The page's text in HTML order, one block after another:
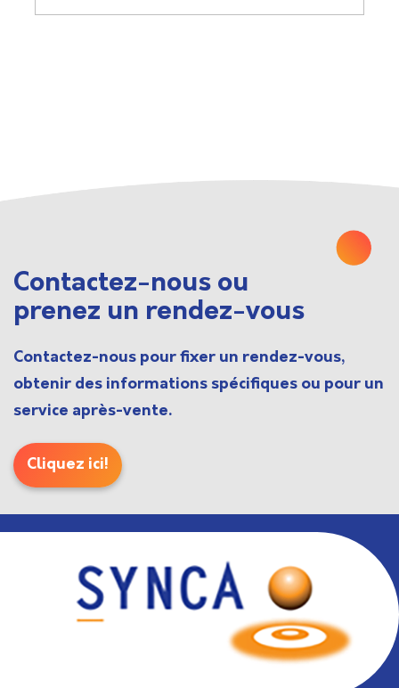
Contactez-nous ou
prenez un rendez-vous
Contactez-nous pour fixer un rendez-vous,
obtenir des informations spécifiques ou pour un
service après-vente.
Cliquez ici!